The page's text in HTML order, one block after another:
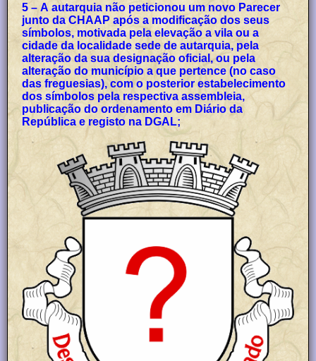
5 – A autarquia não peticionou um novo Parecer
junto da CHAAP após a modificação dos seus
símbolos, motivada pela elevação a vila ou a
cidade da localidade sede de autarquia, pela
alteração da sua designação oficial, ou pela
alteração do município a que pertence (no caso
das freguesias), com o posterior estabelecimento
dos símbolos pela respectiva assembleia,
publicação do ordenamento em Diário da
República e registo na DGAL;